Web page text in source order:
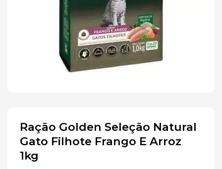
Ração Golden Seleção Natural
Gato Filhote Frango E Arroz
1kg